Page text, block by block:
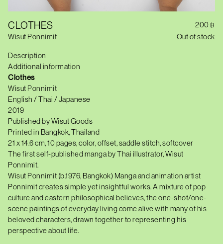
CLOTHES
Wisut Ponnimit
200 ฿
Out of stock
Description
Additional information
Clothes
Wisut Ponnimit
English / Thai / Japanese
2019
Published by Wisut Goods
Printed in Bangkok, Thailand
21 x 14.6 cm, 10 pages, color, offset, saddle stitch, softcover
The first self-publishedmangaby Thai illustrator,Wisut
Ponnimit.
Wisut Ponnimit (b.1976, Bangkok) Manga and animation artist
Ponnimit creates simple yet insightful works. A mixture of pop
culture and eastern philosophical believes, the one-shot/one-
scene paintings of everyday living come alive with many of his
beloved characters, drawn together to representing his
perspective about life.